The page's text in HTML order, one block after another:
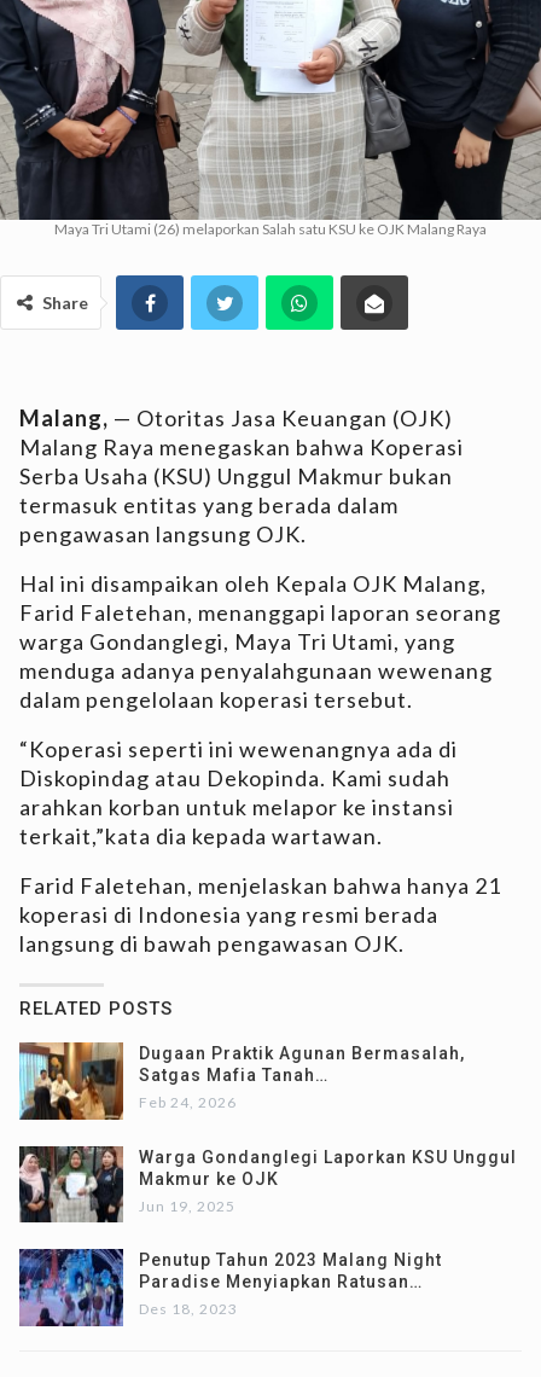
Maya Tri Utami (26) melaporkan Salah satu KSU ke OJK Malang Raya
Share
Malang, — Otoritas Jasa Keuangan (OJK)
Malang Raya menegaskan bahwa Koperasi
Serba Usaha (KSU) Unggul Makmur bukan
termasuk entitas yang berada dalam
pengawasan langsung OJK.
Hal ini disampaikan oleh Kepala OJK Malang,
Farid Faletehan, menanggapi laporan seorang
warga Gondanglegi, Maya Tri Utami, yang
menduga adanya penyalahgunaan wewenang
dalam pengelolaan koperasi tersebut.
“Koperasi seperti ini wewenangnya ada di
Diskopindag atau Dekopinda. Kami sudah
arahkan korban untuk melapor ke instansi
terkait,”kata dia kepada wartawan.
Farid Faletehan, menjelaskan bahwa hanya 21
koperasi di Indonesia yang resmi berada
langsung di bawah pengawasan OJK.
RELATED POSTS
Dugaan Praktik Agunan Bermasalah,
Satgas Mafia Tanah…
Feb 24, 2026
Warga Gondanglegi Laporkan KSU Unggul
Makmur ke OJK
Jun 19, 2025
Penutup Tahun 2023 Malang Night
Paradise Menyiapkan Ratusan…
Des 18, 2023